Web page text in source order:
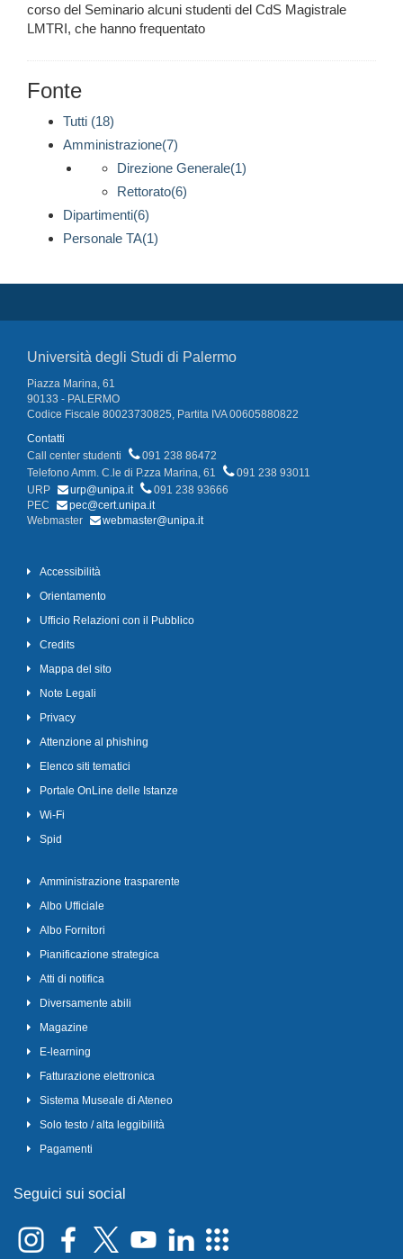
corso del Seminario alcuni studenti del CdS Magistrale
LMTRI, che hanno frequentato
Fonte
Tutti (18)
Amministrazione(7)
Direzione Generale(1)
Rettorato(6)
Dipartimenti(6)
Personale TA(1)
Università degli Studi di Palermo
Piazza Marina, 61
90133 - PALERMO
Codice Fiscale 80023730825, Partita IVA 00605880822
Contatti
Call center studenti
091 238 86472
Telefono Amm. C.le di P.zza Marina, 61
091 238 93011
URP
urp@unipa.it
091 238 93666
PEC
pec@cert.unipa.it
Webmaster
webmaster@unipa.it
Accessibilità
Orientamento
Ufficio Relazioni con il Pubblico
Credits
Mappa del sito
Note Legali
Privacy
Attenzione al phishing
Elenco siti tematici
Portale OnLine delle Istanze
Wi-Fi
Spid
Amministrazione trasparente
Albo Ufficiale
Albo Fornitori
Pianificazione strategica
Atti di notifica
Diversamente abili
Magazine
E-learning
Fatturazione elettronica
Sistema Museale di Ateneo
Solo testo / alta leggibilità
Pagamenti
Seguici sui social